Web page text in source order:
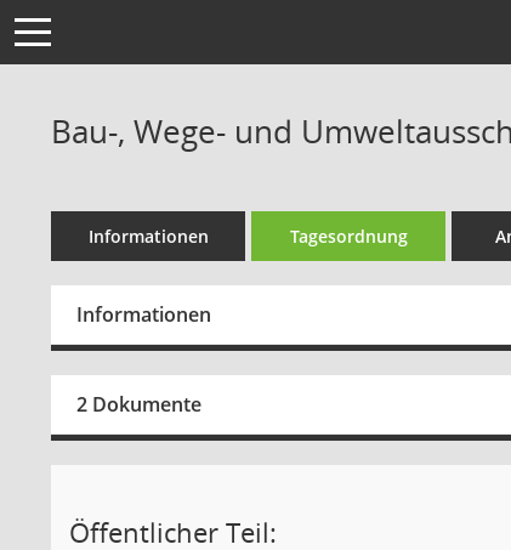
Toggle navigation
Bau-, Wege- und
Informationen Tagesordnung
Informationen
2 Dokumente
Öffentlicher Teil: